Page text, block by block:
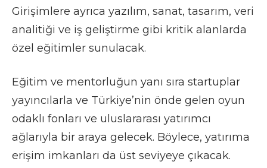
Girişimlere ayrıca yazılım, sanat, tasarım, veri
analitiği ve iş geliştirme gibi kritik alanlarda
özel eğitimler sunulacak.
Eğitim ve mentorluğun yanı sıra startuplar
yayıncılarla ve Türkiye’nin önde gelen oyun
odaklı fonları ve uluslararası yatırımcı
ağlarıyla bir araya gelecek. Böylece, yatırıma
erişim imkanları da üst seviyeye çıkacak.